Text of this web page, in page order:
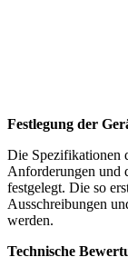
Festlegung der
Die Spezifikationen
Anforderungen und
festgelegt. Die so
Ausschreibungen
werden.
Technische